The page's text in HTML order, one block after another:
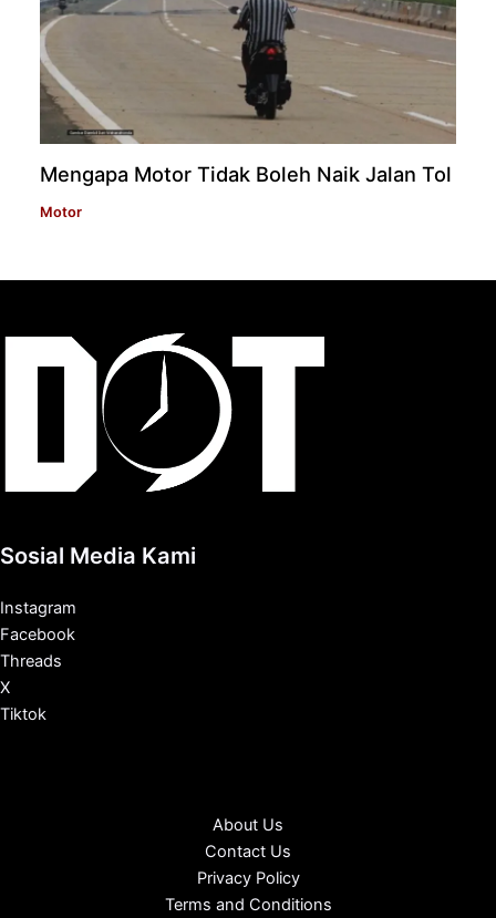
Mengapa Motor Tidak Boleh Naik Jalan Tol
Motor
Sosial Media Kami
Instagram
Facebook
Threads
X
Tiktok
About Us
Contact Us
Privacy Policy
Terms and Conditions